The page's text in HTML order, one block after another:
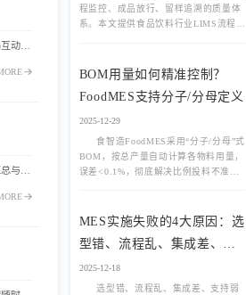
程监控、成品放行、留样追溯的质量体
系。本文提供食品饮料行业LIMS流程管
BOM用量如何精准控制？
FoodMES支持分子/分母定义
2025-12-29
食智造FoodMES采用“分子/分母”式
BOM，按总产量自动计算各物料用量，
误差<0.1%，彻底解决比例投料不准难
MES实施失败的4大原因：选
型错、流程乱、集成差、支
持弱
2025-12-18
选型错、流程乱、集成差、支持弱